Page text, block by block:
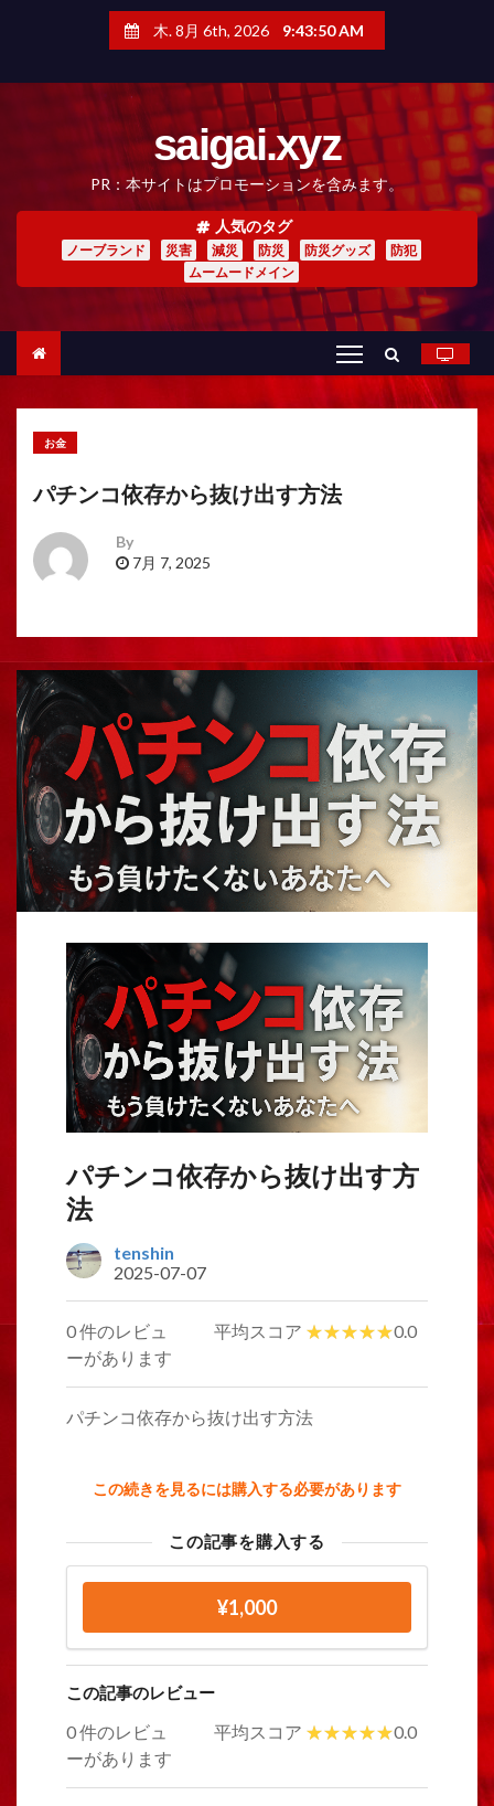
木. 8月 6th, 2026 9:43:51 AM
saigai.xyz
PR：本サイトはプロモーションを含みます。
人気のタグ
ノーブランド 災害 減災 防災 防災グッズ
防犯
ムームードメイン
お金
パチンコ依存から抜け出す方法
By
7月 7, 2025
パチンコ依存から抜け出す方
法
tenshin
2025-07-07
0 件のレビュ
ーがあります
平均スコア 0.0
パチンコ依存から抜け出す方法
この続きを見るには購入する必要があります
この記事を購入する
¥1,000
この記事のレビュー
0 件のレビュ
ーがあります
平均スコア 0.0